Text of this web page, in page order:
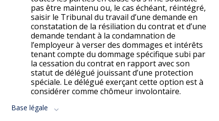
pas être maintenu ou, le cas échéant, réintégré,
saisir le Tribunal du travail d’une demande en
constatation de la résiliation du contrat et d’une
demande tendant à la condamnation de
l’employeur à verser des dommages et intérêts
tenant compte du dommage spécifique subi par
la cessation du contrat en rapport avec son
statut de délégué jouissant d’une protection
spéciale. Le délégué exerçant cette option est à
considérer comme chômeur involontaire.
Base légale